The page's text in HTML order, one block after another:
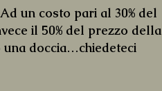
un costo pari al 30% del
il 50% del prezzo della
doccia…chiedeteci